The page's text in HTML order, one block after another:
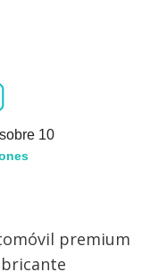
10
premium